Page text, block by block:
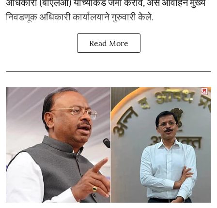
निवडणूक अधिकारी कार्यालयाने गुरुवारी केले.
Read More